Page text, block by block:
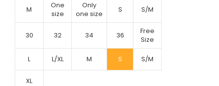
M
One
size
Only
one size
S S/M
30 32 34 36
Free
Size
L L/XL M S S/M
XL